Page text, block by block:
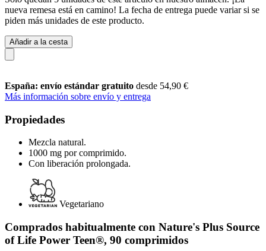
nueva remesa está en camino! La fecha de entrega puede variar si se
piden más unidades de este producto.
Añadir a la cesta
España: envío estándar gratuito desde 54,90 €
Más información sobre envío y entrega
Propiedades
Mezcla natural.
1000 mg por comprimido.
Con liberación prolongada.
Vegetariano
Comprados habitualmente con Nature's Plus Source
of Life Power Teen®, 90 comprimidos